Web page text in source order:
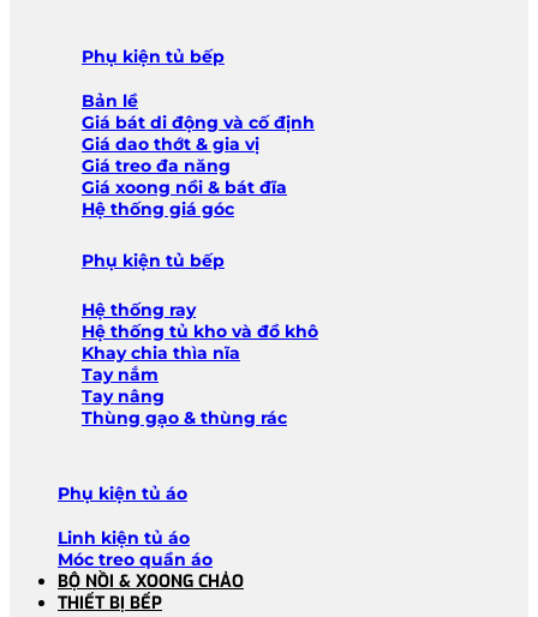
Phụ kiện tủ bếp
Bản lề
Giá bát di động và cố định
Giá dao thớt & gia vị
Giá treo đa năng
Giá xoong nồi & bát đĩa
Hệ thống giá góc
Phụ kiện tủ bếp
Hệ thống ray
Hệ thống tủ kho và đồ khô
Khay chia thìa nĩa
Tay nắm
Tay nâng
Thùng gạo & thùng rác
Phụ kiện tủ áo
Linh kiện tủ áo
Móc treo quần áo
BỘ NỒI & XOONG CHẢO
THIẾT BỊ BẾP